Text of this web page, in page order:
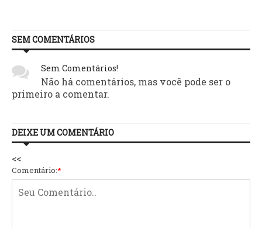
SEM COMENTÁRIOS
Sem Comentários!
Não há comentários, mas você pode ser o
primeiro a comentar.
DEIXE UM COMENTÁRIO
<<
Comentário:*